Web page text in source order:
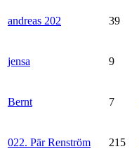
andreas 202 39
jensa 9
Bernt 7
022. Pär Renström 215